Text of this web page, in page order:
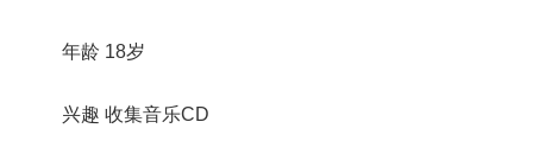
年龄 18岁
兴趣 收集音乐CD